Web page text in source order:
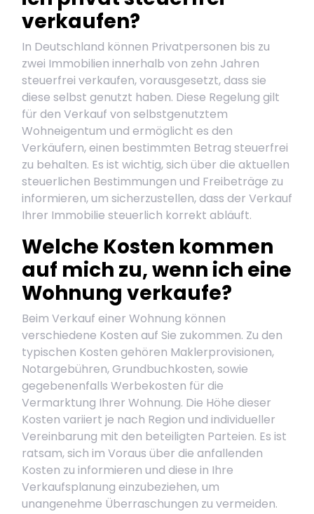
verkaufen?
In Deutschland können Privatpersonen bis zu
zwei Immobilien innerhalb von zehn Jahren
steuerfrei verkaufen, vorausgesetzt, dass sie
diese selbst genutzt haben. Diese Regelung gilt
für den Verkauf von selbstgenutztem
Wohneigentum und ermöglicht es den
Verkäufern, einen bestimmten Betrag steuerfrei
zu behalten. Es ist wichtig, sich über die aktuellen
steuerlichen Bestimmungen und Freibeträge zu
informieren, um sicherzustellen, dass der Verkauf
Ihrer Immobilie steuerlich korrekt abläuft.
Welche Kosten kommen
auf mich zu, wenn ich eine
Wohnung verkaufe?
Beim Verkauf einer Wohnung können
verschiedene Kosten auf Sie zukommen. Zu den
typischen Kosten gehören Maklerprovisionen,
Notargebühren, Grundbuchkosten, sowie
gegebenenfalls Werbekosten für die
Vermarktung Ihrer Wohnung. Die Höhe dieser
Kosten variiert je nach Region und individueller
Vereinbarung mit den beteiligten Parteien. Es ist
ratsam, sich im Voraus über die anfallenden
Kosten zu informieren und diese in Ihre
Verkaufsplanung einzubeziehen, um
unangenehme Überraschungen zu vermeiden.